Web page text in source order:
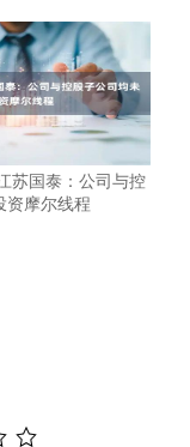
苏国泰：公司与控
资摩尔线程